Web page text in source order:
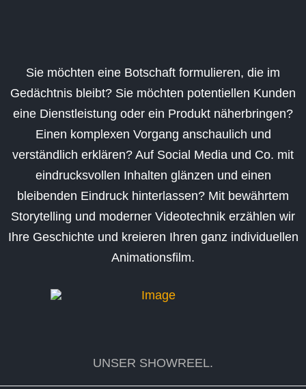
Sie möchten eine Botschaft formulieren, die im
Gedächtnis bleibt? Sie möchten potentiellen Kunden
eine Dienstleistung oder ein Produkt näherbringen?
Einen komplexen Vorgang anschaulich und
verständlich erklären? Auf Social Media und Co. mit
eindrucksvollen Inhalten glänzen und einen
bleibenden Eindruck hinterlassen? Mit bewährtem
Storytelling und moderner Videotechnik erzählen wir
Ihre Geschichte und kreieren Ihren ganz individuellen
Animationsfilm.
UNSER SHOWREEL.